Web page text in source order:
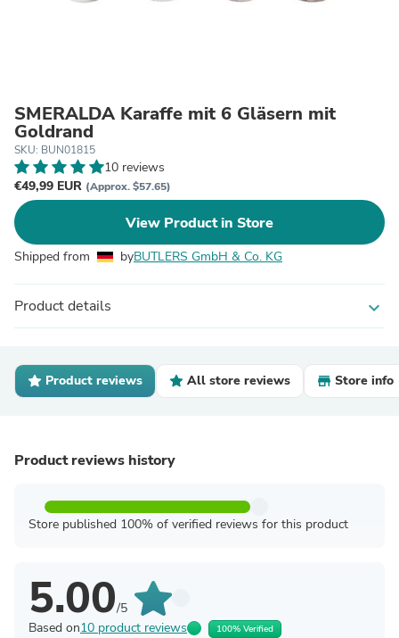
SMERALDA Karaffe mit 6 Gläsern mit
Goldrand
SKU: BUN01815
10 reviews
€49,99 EUR (Approx. $57.65)
View Product in Store
Shipped from byBUTLERS GmbH & Co. KG
Product details expand_more
Product reviews All store reviews Store info
Product reviews history
Store published 100% of verified reviews for this product
5.00/5
Based on10 product reviews 100% Verified